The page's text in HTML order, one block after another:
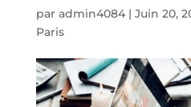
par admin4084| Juin 20,
Paris